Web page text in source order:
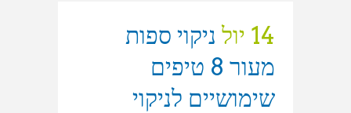
14 יול
ניקוי ספות
מעור 8 טיפים
שימושיים לניקוי